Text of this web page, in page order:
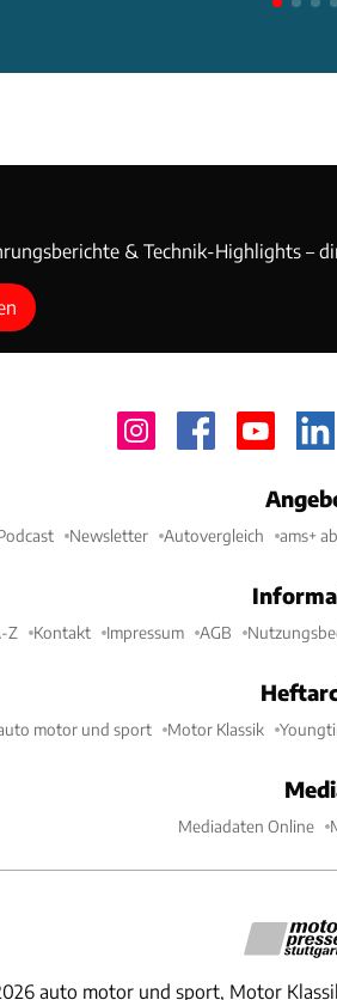
& Technik-Highlights –
Newsletter Autovergleich ams+
Z Kontakt Impressum AGB
motor und sport Motor Klassik
Mediadaten Online
auto motor und sport, Motor